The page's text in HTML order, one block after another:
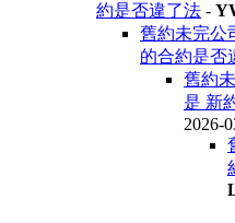
約是否違了法 -
舊約未完公
的合約是否
舊約
是 新
2026-